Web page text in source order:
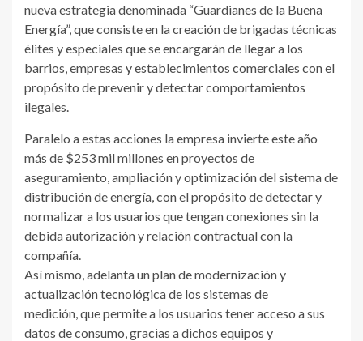
nueva estrategia denominada “Guardianes de la Buena
Energía”, que consiste en la creación de brigadas técnicas
élites y especiales que se encargarán de llegar a los
barrios, empresas y establecimientos comerciales con el
propósito de prevenir y detectar comportamientos
ilegales.
Paralelo a estas acciones la empresa invierte este año
más de $253 mil millones en proyectos de
aseguramiento, ampliación y optimización del sistema de
distribución de energía, con el propósito de detectar y
normalizar a los usuarios que tengan conexiones sin la
debida autorización y relación contractual con la
compañía.
Así mismo, adelanta un plan de modernización y
actualización tecnológica de los sistemas de
medición, que permite a los usuarios tener acceso a sus
datos de consumo, gracias a dichos equipos y